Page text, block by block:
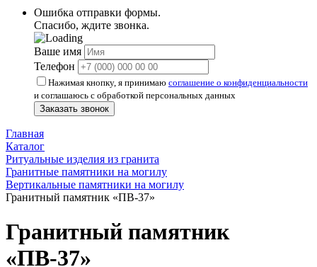
Ошибка отправки формы.
Спасибо, ждите звонка.
Ваше имя
Телефон
Нажимая кнопку, я принимаю соглашение о конфиденциальности
и соглашаюсь с обработкой персональных данных
Заказать звонок
Главная
Каталог
Ритуальные изделия из гранита
Гранитные памятники на могилу
Вертикальные памятники на могилу
Гранитный памятник «ПВ-37»
Гранитный памятник
«ПВ-37»